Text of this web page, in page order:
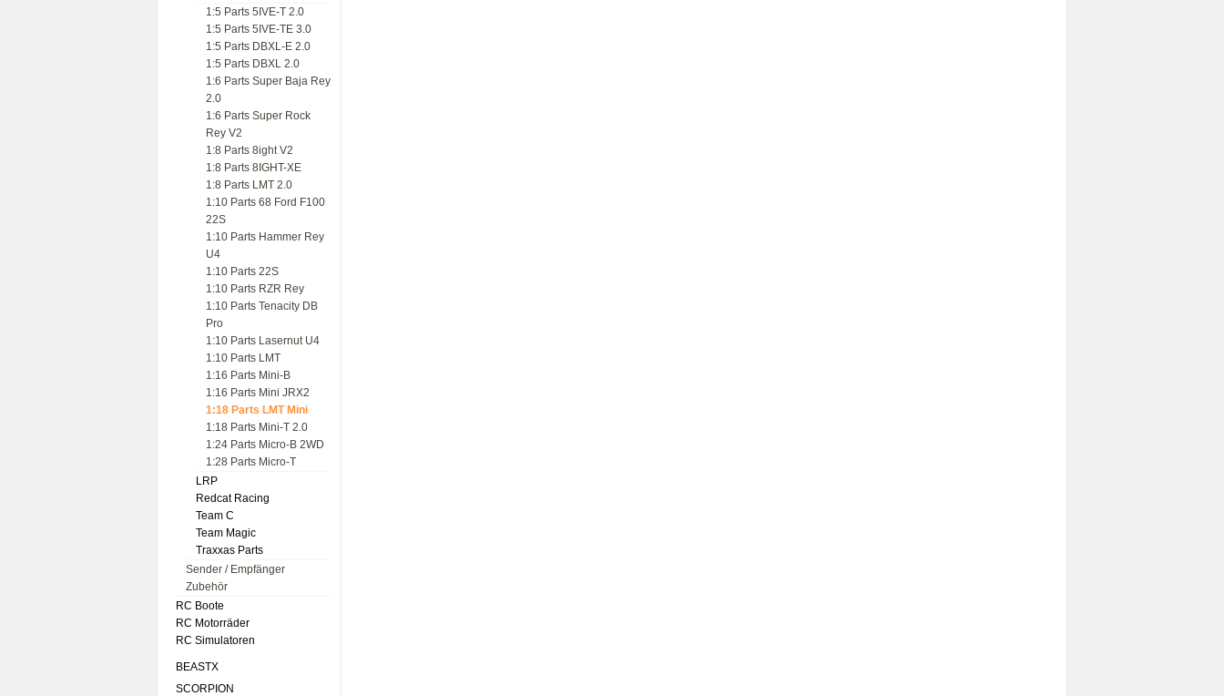
1:5 Parts 5IVE-T 2.0
1:5 Parts 5IVE-TE 3.0
1:5 Parts DBXL-E 2.0
1:5 Parts DBXL 2.0
1:6 Parts Super Baja Rey
2.0
1:6 Parts Super Rock
Rey V2
1:8 Parts 8ight V2
1:8 Parts 8IGHT-XE
1:8 Parts LMT 2.0
1:10 Parts 68 Ford F100
22S
1:10 Parts Hammer Rey
U4
1:10 Parts 22S
1:10 Parts RZR Rey
1:10 Parts Tenacity DB
Pro
1:10 Parts Lasernut U4
1:10 Parts LMT
1:16 Parts Mini-B
1:16 Parts Mini JRX2
1:18 Parts LMT Mini
1:18 Parts Mini-T 2.0
1:24 Parts Micro-B 2WD
1:28 Parts Micro-T
LRP
Redcat Racing
Team C
Team Magic
Traxxas Parts
Sender / Empfänger
Zubehör
RC Boote
RC Motorräder
RC Simulatoren
BEASTX
SCORPION